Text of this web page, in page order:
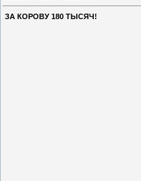
ЗА КОРОВУ 180 ТЫСЯЧ!